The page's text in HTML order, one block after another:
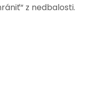
z nedbalosti.